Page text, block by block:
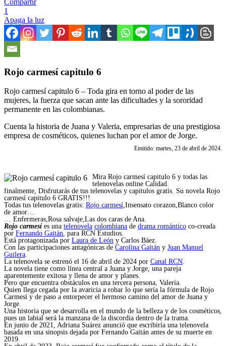
1
Apaga la luz
Rojo carmesí capitulo 6
Rojo carmesí capitulo 6 – Toda gira en torno al poder de las
mujeres, la fuerza que sacan ante las dificultades y la sororidad
permanente en las colombianas.
Cuenta la historia de Juana y Valeria, empresarias de una prestigiosa
empresa de cosméticos, quienes luchan por el amor de Jorge.
Emitido: martes, 23 de abril de 2024.
Mira Rojo carmesí capitulo 6 y todas las
telenovelas online Calidad.
finalmente, Disfrutarás de tus telenovelas y capitulos gratis. Su novela Rojo
carmesí capitulo 6 GRATIS!!!
Todas tus telenovelas gratis: Rojo carmesí,Insensato corazon,Blanco color
de amor…
… Enfermeras,Rosa salvaje,Las dos caras de Ana.
Rojo carmesíes una telenovela colombiana de drama romántico co-creada
por Fernando Gaitán, para RCN Estudios.
Está protagonizada por Laura de León y Carlos Báez.
Con las participaciones antagónicas de Carolina Gaitán y Juan Manuel
Guilera.
La telenovela se estrenó el 16 de abril de 2024 por Canal RCN.
La novela tiene como línea central a Juana y Jorge, una pareja
aparentemente exitosa y llena de amor y planes.
Pero que encuentra obstáculos en una tercera persona, Valeria.
Quien llega cegada por la avaricia a robar lo que sería la fórmula de Rojo
Carmesí y de paso a entorpecer el hermoso camino del amor de Juana y
Jorge.
Una historia que se desarrolla en el mundo de la belleza y de los cosméticos,
pues un labial será la manzana de la discordia dentro de la trama.
En junio de 2021, Adriana Suárez anunció que escribiría una telenovela
basada en una sinopsis dejada por Fernando Gaitán antes de su muerte en
2019.